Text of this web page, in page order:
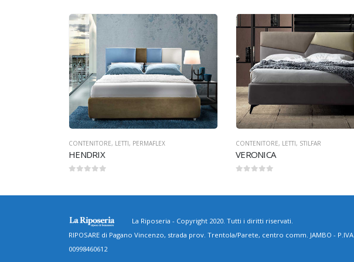
CONTENITORE, LETTI, STILFAR
VERONICA
CONTENITORE, LETTI, PERMAFLEX
BOWIE
La Riposeria - Copyright 2020. Tutti i diritti riservati.
RIPOSARE di Pagano Vincenzo, strada prov. Trentola/Parete, centro comm. JAMBO - P.IVA
00998460612